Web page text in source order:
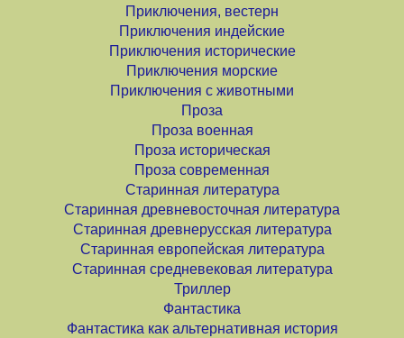
Приключения, вестерн
Приключения индейские
Приключения исторические
Приключения морские
Приключения с животными
Проза
Проза военная
Проза историческая
Проза современная
Старинная литература
Старинная древневосточная литература
Старинная древнерусская литература
Старинная европейская литература
Старинная средневековая литература
Триллер
Фантастика
Фантастика как альтернативная история